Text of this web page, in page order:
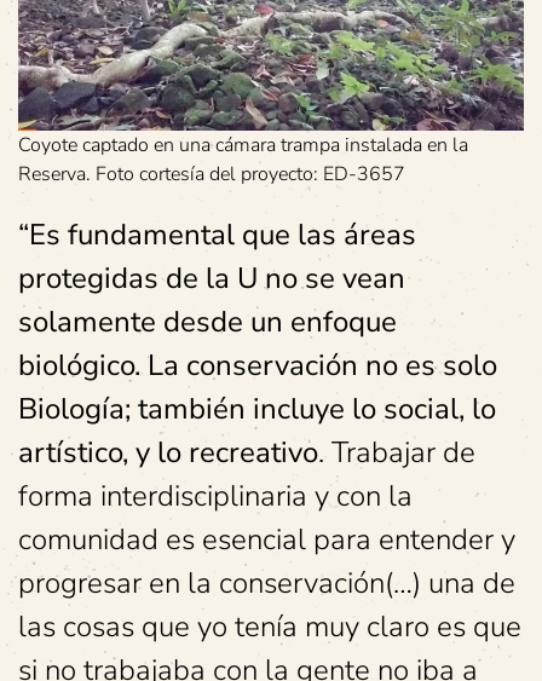
Coyote captado en una cámara trampa instalada en la
Reserva. Foto cortesía del proyecto: ED-3657
“Es fundamental que las áreas
protegidas de la U no se vean
solamente desde un enfoque
biológico. La conservación no es solo
Biología; también incluye lo social, lo
artístico, y lo recreativo. Trabajar de
forma interdisciplinaria y con la
comunidad es esencial para entender y
progresar en la conservación(…) una de
las cosas que yo tenía muy claro es que
si no trabajaba con la gente no iba a